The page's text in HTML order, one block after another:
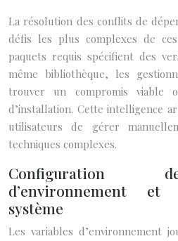
La résolution des conflits de
défis les plus complexes de
paquets requis spécifient des
même bibliothèque, les
trouver un compromis viable
d’installation. Cette intelligence
utilisateurs de gérer
techniques complexes.
Configuration
d’environnement et
système
Les variables d’environnement